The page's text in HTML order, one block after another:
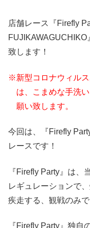
店舗レース『Firefly
致します！
※新型コロナウィル
は、こまめな手洗
願い致します。
今回は、『Firefly
レースです！
『Firefly Party』は、
レギュレーションで
疾走する、観戦のみ
『Firefly Party』独自